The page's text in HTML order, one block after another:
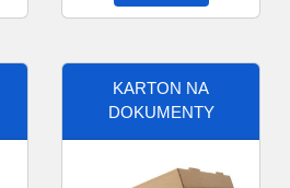
KARTON NA
DOKUMENTY